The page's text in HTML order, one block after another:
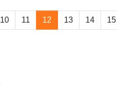
10 11 12 13 14 15